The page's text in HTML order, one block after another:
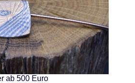
ab 500 Euro